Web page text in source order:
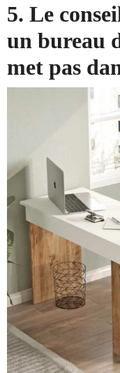
5. Le
un bureau
met pas